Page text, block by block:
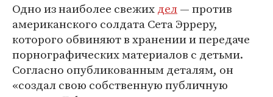
Одно из наиболее свежихдел— против
американского солдата Сета Эрреру,
которого обвиняют в хранении и передаче
порнографических материалов с детьми.
Согласно опубликованным деталям, он
«создал свою собственную публичную